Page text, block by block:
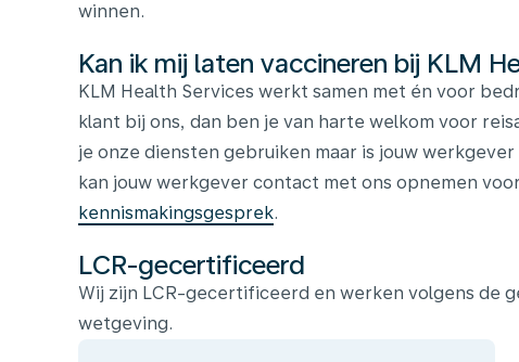
winnen.
Kan ik mij laten vaccineren bij KLM
KLM Health Services werkt samen met én voor
klant bij ons, dan ben je van harte welkom voor
je onze diensten gebruiken maar is jouw
kan jouw werkgever contact met ons opnemen
kennismakingsgesprek.
LCR-gecertificeerd
Wij zijn LCR-gecertificeerd en werken volgens de
wetgeving.